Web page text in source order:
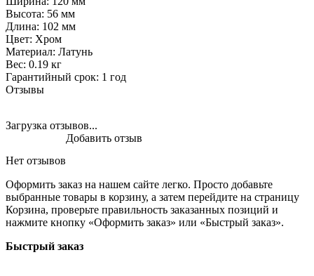
Высота: 56 мм
Длина: 102 мм
Цвет: Хром
Материал: Латунь
Вес: 0.19 кг
Гарантийный срок: 1 год
Отзывы
Загрузка отзывов...
Нет отзывов
Добавить отзыв
Оформить заказ на нашем сайте легко. Просто добавьте
выбранные товары в корзину, а затем перейдите на страницу
Корзина, проверьте правильность заказанных позиций и
нажмите кнопку «Оформить заказ» или «Быстрый заказ».
Быстрый заказ